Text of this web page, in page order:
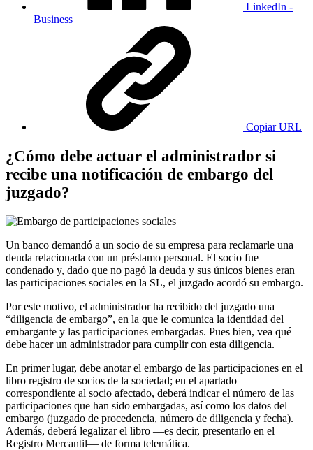
LinkedIn -
Business
Copiar URL
¿Cómo debe actuar el administrador si
recibe una notificación de embargo del
juzgado?
Un banco demandó a un socio de su empresa para reclamarle una
deuda relacionada con un préstamo personal. El socio fue
condenado y, dado que no pagó la deuda y sus únicos bienes eran
las participaciones sociales en la SL, el juzgado acordó su embargo.
Por este motivo, el administrador ha recibido del juzgado una
“diligencia de embargo”, en la que le comunica la identidad del
embargante y las participaciones embargadas. Pues bien, vea qué
debe hacer un administrador para cumplir con esta diligencia.
En primer lugar, debe anotar el embargo de las participaciones en el
libro registro de socios de la sociedad; en el apartado
correspondiente al socio afectado, deberá indicar el número de las
participaciones que han sido embargadas, así como los datos del
embargo (juzgado de procedencia, número de diligencia y fecha).
Además, deberá legalizar el libro —es decir, presentarlo en el
Registro Mercantil— de forma telemática.